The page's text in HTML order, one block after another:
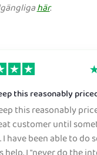
här.
this reasonably
this reasonably
customer until
I have been able to do